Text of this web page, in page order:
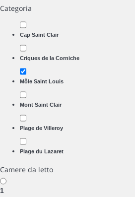
Categoria
Cap Saint Clair
Criques de la Corniche
Môle Saint Louis
Mont Saint Clair
Plage de Villeroy
Plage du Lazaret
Camere da letto
1